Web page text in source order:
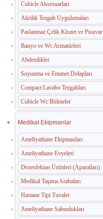
Cubicle Aksesuarları
Akrilik Tezgah Uygulamaları
Paslanmaz Çelik Klozet ve Pisuvar
Banyo ve Wc Armatürleri
Abdestlikler
Soyunma ve Emanet Dolapları
Compact Lavabo Tezgahları
Cubicle Wc Bölmeler
Medikal Ekipmanlar
Ameliyathane Ekipmanları
Ameliyathane Evyeleri
Dezenfektan Ürünleri (Aparatları)
Medikal Taşıma Arabaları
Hastane Tipi Tuvalet
Ameliyathane Sabunlukları